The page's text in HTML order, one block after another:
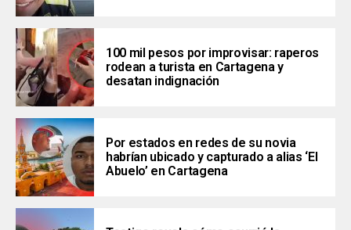
100 mil pesos por improvisar: raperos
rodean a turista en Cartagena y
desatan indignación
Por estados en redes de su novia
habrían ubicado y capturado a alias ‘El
Abuelo’ en Cartagena